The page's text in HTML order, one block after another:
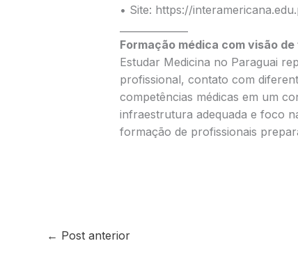
• Site: https://
Formação médica com visão
Estudar Medicina no Paraguai
profissional, contato com
competências médicas em um
infraestrutura adequada e foco
formação de profissionais
← Post anterior